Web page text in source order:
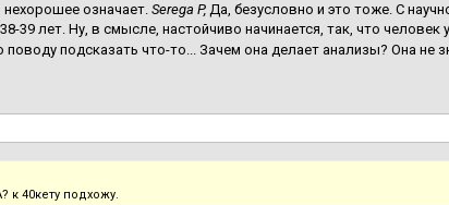
нехорошее означает.Serega P, Да, безусловно и это тоже. С
39 лет. Ну, в смысле, настойчиво начинается, так, что
подсказать что-то... Зачем она делает анализы? Она не
к 40кету подхожу.